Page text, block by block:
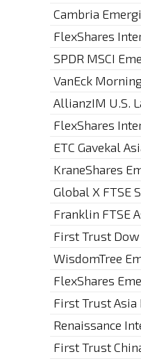
Cambria
FlexShares
SPDR MSCI
VanEck
AllianzIM U.S.
FlexShares
ETC Gavekal
KraneShares
Global X FTSE
Franklin FTSE
First Trust
WisdomTree
FlexShares
First Trust Asia
Renaissance
First Trust